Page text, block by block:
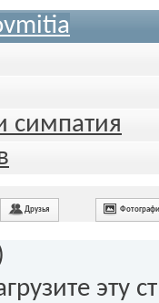
симпатия
Друзья
эту